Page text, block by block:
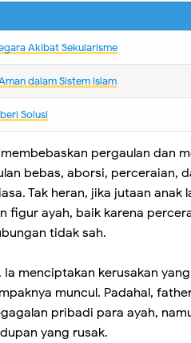
Akibat Sekularisme
dalam Sistem Islam
Solusi
pergaulan dan
bebas, aborsi, perceraian,
Tak heran, jika jutaan anak
figur ayah, baik karena
tidak sah.
menciptakan kerusakan
muncul. Padahal,
pribadi para ayah,
yang rusak.